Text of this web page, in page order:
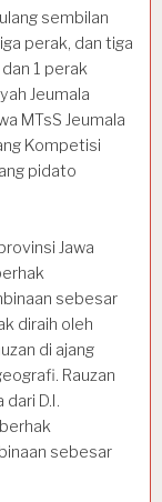
sembilan
perak, dan tiga
1 perak
Jeumala
MTsS Jeumala
Kompetisi
pidato
Jawa
sebesar
diraih oleh
di ajang
Rauzan
D.I.
sebesar